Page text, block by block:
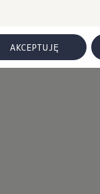
AKCEPTUJĘ